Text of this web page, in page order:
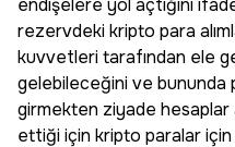
endişelere yol açtığını
rezervdeki kripto para
kuvvetleri tarafından ele
gelebileceğini ve bununda
girmekten ziyade
ettiği için kripto paralar için